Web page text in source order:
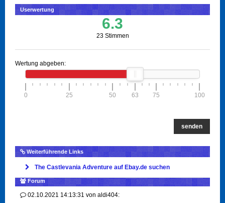
Userwertung
6.3
23 Stimmen
Wertung abgeben:
0 25 50 63 75 100
senden
Weiterführende Links
The Castlevania Adventure auf Ebay.de suchen
Forum
02.10.2021 14:13:31 von aldi404: